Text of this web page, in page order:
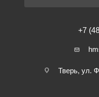
+7
Тверь, ул.